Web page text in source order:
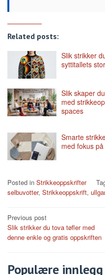
Related posts:
Slik strikker
syttitallets
Slik skaper
med
spaces
Smarte
med fokus
Posted in Strikkeoppskrifter
selbuvotter, Strikkeoppskrift,
Post
navigation
Previous post
Slik strikker du tova tøfler med
denne enkle og gratis oppskriften
Populære innlegg